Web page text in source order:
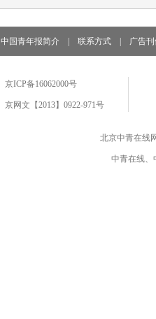
中国青年报简介 联系方式 广告刊
京ICP备16062000号
京网文【2013】0922-971号
北京中青在线
中青在线、